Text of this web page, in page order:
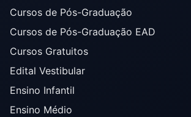
Cursos de Pós-Graduação
Cursos de Pós-Graduação EAD
Cursos Gratuitos
Edital Vestibular
Ensino Infantil
Ensino Médio